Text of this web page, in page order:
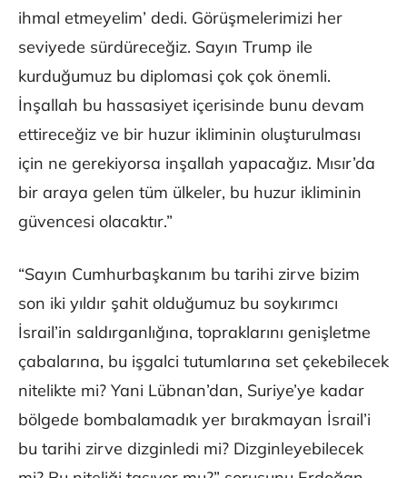
ihmal etmeyelim’ dedi. Görüşmelerimizi her
seviyede sürdüreceğiz. Sayın Trump ile
kurduğumuz bu diplomasi çok çok önemli.
İnşallah bu hassasiyet içerisinde bunu devam
ettireceğiz ve bir huzur ikliminin oluşturulması
için ne gerekiyorsa inşallah yapacağız. Mısır’da
bir araya gelen tüm ülkeler, bu huzur ikliminin
güvencesi olacaktır.”
“Sayın Cumhurbaşkanım bu tarihi zirve bizim
son iki yıldır şahit olduğumuz bu soykırımcı
İsrail’in saldırganlığına, topraklarını genişletme
çabalarına, bu işgalci tutumlarına set çekebilecek
nitelikte mi? Yani Lübnan’dan, Suriye’ye kadar
bölgede bombalamadık yer bırakmayan İsrail’i
bu tarihi zirve dizginledi mi? Dizginleyebilecek